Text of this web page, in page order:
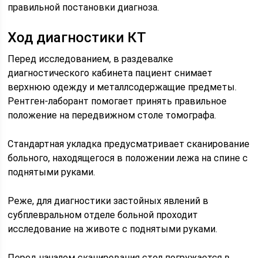
правильной постановки диагноза.
Ход диагностики КТ
Перед исследованием, в раздевалке
диагностического кабинета пациент снимает
верхнюю одежду и металлсодержащие предметы.
Рентген-лаборант помогает принять правильное
положение на передвижном столе томографа.
Стандартная укладка предусматривает сканирование
больного, находящегося в положении лежа на спине с
поднятыми руками.
Реже, для диагностики застойных явлений в
субплевральном отделе больной проходит
исследование на животе с поднятыми руками.